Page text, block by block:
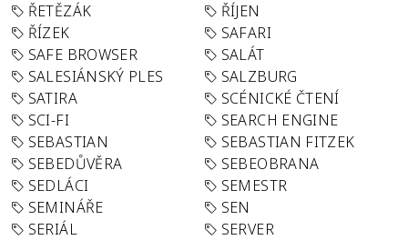
ŘETĚZÁK
ŘÍJEN
ŘÍZEK
SAFARI
SAFE BROWSER
SALÁT
SALESIÁNSKÝ PLES
SALZBURG
SATIRA
SCÉNICKÉ ČTENÍ
SCI-FI
SEARCH ENGINE
SEBASTIAN
SEBASTIAN FITZEK
SEBEDŮVĚRA
SEBEOBRANA
SEDLÁCI
SEMESTR
SEMINÁŘE
SEN
SERIÁL
SERVER